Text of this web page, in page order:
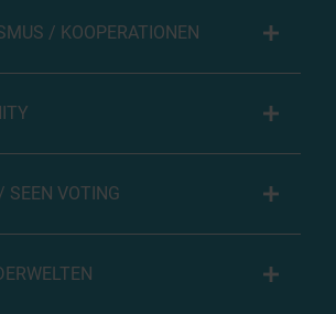
/ KOOPERATIONEN
SEEN VOTING